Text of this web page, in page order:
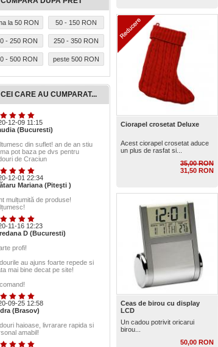
la 50 RON 50 - 150 RON
- 250 RON 250 - 350 RON
- 500 RON peste 500 RON
CEI CARE AU CUMPARAT...
12-09 11:15
(Bucuresti)
din suflet! an de an stiu
pot baza pe dvs pentru
de Craciun
12-01 22:34
Mariana (Piteşti )
mulțumită de produse!
11-16 12:23
D (Bucuresti)
profi!
au ajuns foarte repede si
mai bine decat pe site!
09-25 12:58
(Brasov)
haioase, livrarare rapida si
amabil!
Ciorapel crosetat Deluxe
Acest ciorapel crosetat aduce
un plus de rasfat si...
35,00 RON
31,50 RON
Ceas de birou cu display
LCD
Un cadou potrivit oricarui
birou...
50,00 RON